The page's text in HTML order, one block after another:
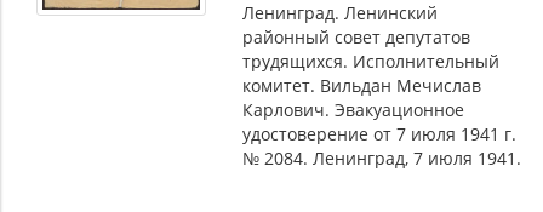
Ленинград. Ленинский
районный совет депутатов
трудящихся. Исполнительный
комитет. Вильдан Мечислав
Карлович. Эвакуационное
удостоверение от 7 июля 1941 г.
№ 2084. Ленинград, 7 июля 1941.